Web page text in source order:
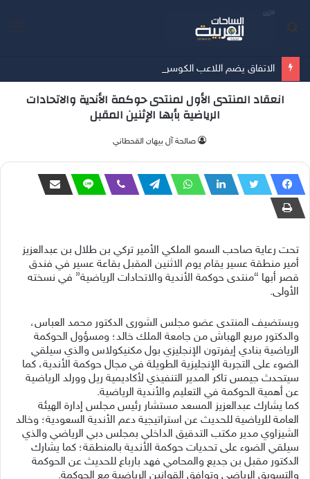
الاتفاق يضم اللاعب الكوسوفي سيلينا 3 مواسم
انعقاد المنتدى الأول لمنتدى حوكمة الأندية والاتحادات
الرياضية بأبها الإثنين المقبل
صالحة آل بيهان القحطاني
تحت رعاية صاحب السمو الملكي الأمير تركي بن طلال بن عبدالعزيز
أمير منطقة عسير يقام يوم الاثنين المقبل بقاعة عسير في فندق
قصر أبها “منتدى حوكمة الأندية والاتحادات الرياضية” في نسخته
الأولى.
ويستضيف المنتدى عضو مجلس الشورى الدكتور محمد العباس،
والدكتور مريع الهباش من جامعة الملك خالد؛ ومسؤول الحوكمة
الرياضية بنادي إيفرتون الإنجليزي بول مكنيكولاس والذي سيلقي
الضوء على التجربة الإنجليزية الطويلة في مجال حوكمة الأندية، كما
سيتحدث جيمس تاكر المدير التنفيذي لأكاديمية ريل وورلد الرياضية
عن أهمية الحوكمة في التعليم والأندية الرياضية.
كما يشارك عبدالعزيز المسعد مستشار رئيس مجلس إدارة الهيئة
العامة للرياضية للحديث عن استراتيجية دعم الأندية السعودية؛ وخالد
الشيزاوي مدير مكتب التدقيق الداخلي بمجلس دبي الرياضي والذي
سيلقي الضوء على تحديات حوكمة الأندية بالمنطقة؛ كما يشارك
الدكتور مقبل بن جديع والمحامي فهد بارباع للحديث عن الحوكمة
والتسويق الرياضي وتوافق القوانين الرياضية مع الحوكمة.